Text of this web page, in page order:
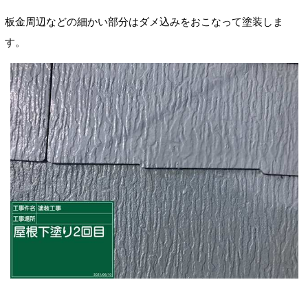
板金周辺などの細かい部分はダメ込みをおこなって塗装しま
す。